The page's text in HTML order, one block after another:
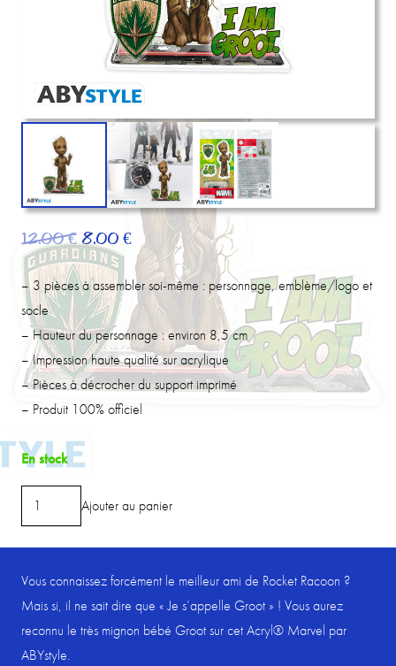
12.00€Le
prix
initial
était :
12.00 €.
8.00 €Le
prix
actuel
est :
8.00 €.
– 3 pièces à assembler soi-même : personnage, emblème/logo et
socle
– Hauteur du personnage : environ 8,5 cm
– Impression haute qualité sur acrylique
– Pièces à décrocher du support imprimé
– Produit 100% officiel
En stock
quantité
de
ABYStyle
MARVEL
Ajouter au panier
Vous connaissez forcément le meilleur ami de Rocket Racoon ?
Mais si, il ne sait dire que « Je s’appelle Groot » ! Vous aurez
reconnu le très mignon bébé Groot sur cet Acryl® Marvel par
ABYstyle.